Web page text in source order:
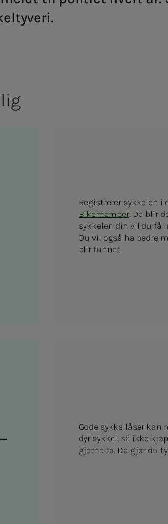
Registrerer sykkelen i
Bikemember. Da blir
sykkelen din vil du få
Du vil også ha bedre
blir funnet.
Gode sykkellåser kan
dyr sykkel, så ikke
gjerne to. Da gjør du